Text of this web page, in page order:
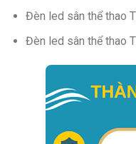
Đèn led sân thể thao
Đèn led sân thể thao